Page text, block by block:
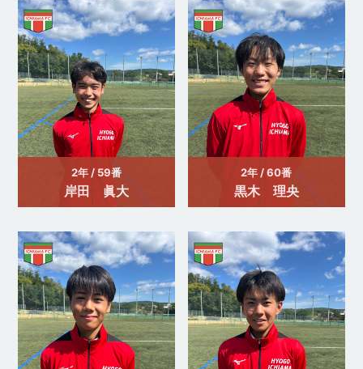
2年 / 59番
岸田 眞大
2年 / 60番
黒木 理央